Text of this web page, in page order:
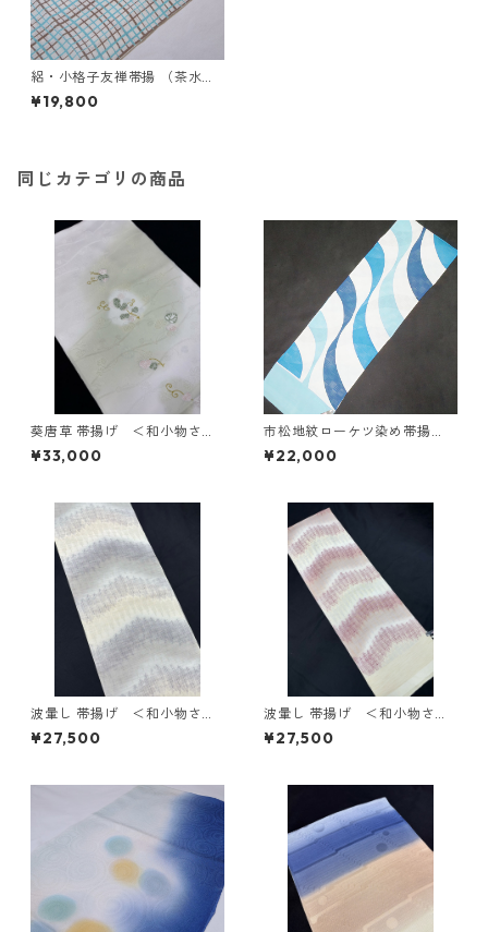
絽・小格子友禅帯揚 （茶水
色）＜和小物さくら＞ SOA-3
3
¥19,800
同じカテゴリの商品
葵唐草 帯揚げ ＜和小物さく
ら＞ SOA-89
¥33,000
市松地紋ローケツ染め帯揚
げ ＜和小物さくら＞ SOA-
55
¥22,000
波暈し 帯揚げ ＜和小物さく
ら＞ SOA-80
¥27,500
波暈し 帯揚げ ＜和小物さく
ら＞ SOA-81
¥27,500